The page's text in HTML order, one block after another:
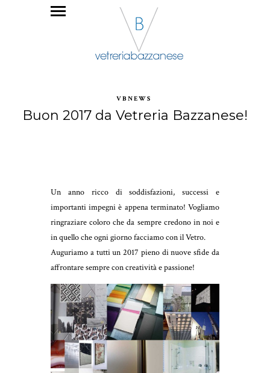
VBNEWS
Buon 2017 da Vetreria Bazzanese!
Un anno ricco di soddisfazioni, successi e
importanti impegni è appena terminato! Vogliamo
ringraziare coloro che da sempre credono in noi e
in quello che ogni giorno facciamo con il Vetro.
Auguriamo a tutti un 2017 pieno di nuove sfide da
affrontare sempre con creatività e passione!